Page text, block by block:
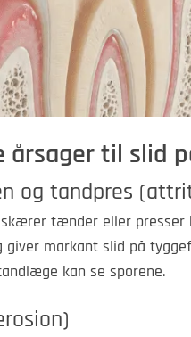
årsager til slid
og tandpres
skærer tænder eller
markant slid på
kan se sporene.